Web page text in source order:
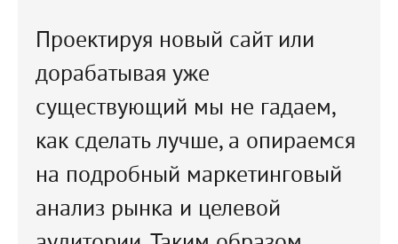
Проектируя новый сайт или
дорабатывая уже
существующий мы не гадаем,
как сделать лучше, а опираемся
на подробный маркетинговый
анализ рынка и целевой